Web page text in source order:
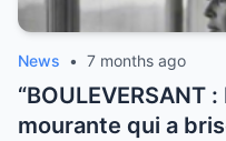
News • 7 months ago
“BOULEVERSANT
mourante qui a